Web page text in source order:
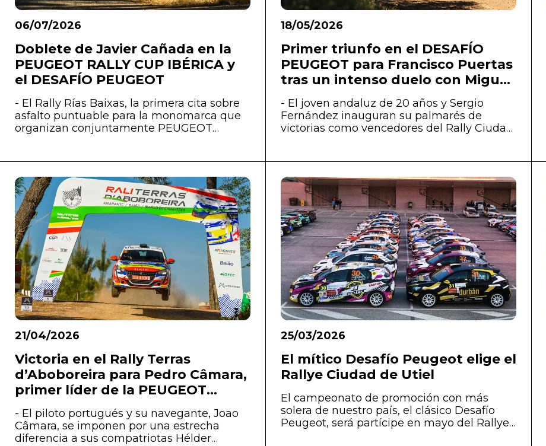
06/07/2026
Doblete de Javier Cañada en la
PEUGEOT RALLY CUP IBÉRICA y
el DESAFÍO PEUGEOT
- El Rally Rías Baixas, la primera cita sobre
asfalto puntuable para la monomarca que
organizan conjuntamente PEUGEOT
lanzados ahora al top tres de los dos
certámenes impulsados por Stellantis
Motorsport.
18/05/2026
Primer triunfo en el DESAFÍO
PEUGEOT para Francisco Puertas
tras un intenso duelo con Miguel
García
- El joven andaluz de 20 años y Sergio
Fernández inauguran su palmarés de
victorias como vencedores del Rally Ciudad
Rally4 de ONE Racing con el que han
empezado a competir esta temporada.
21/04/2026
Victoria en el Rally Terras
d’Aboboreira para Pedro Câmara,
primer líder de la PEUGEOT
RALLY CUP IBÉRICA 2026
- El piloto portugués y su navegante, Joao
Câmara, se imponen por una estrecha
diferencia a sus compatriotas Hélder
25/03/2026
El mítico Desafío Peugeot elige el
Rallye Ciudad de Utiel
El campeonato de promoción con más
solera de nuestro país, el clásico Desafío
Peugeot, será partícipe en mayo del Rallye